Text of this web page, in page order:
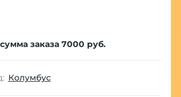
заказа 7000 руб.
Колумбус